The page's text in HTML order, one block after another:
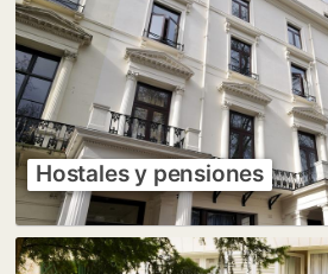
Hostales y pensiones